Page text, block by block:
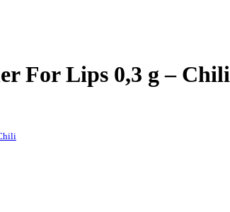
For Lips 0,3 g – Chili